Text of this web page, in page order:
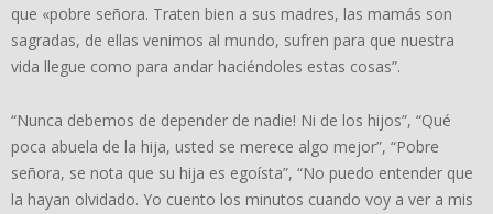
que «pobre señora. Traten bien a sus madres, las mamás son
sagradas, de ellas venimos al mundo, sufren para que nuestra
vida llegue como para andar haciéndoles estas cosas”.
“Nunca debemos de depender de nadie! Ni de los hijos”, “Qué
poca abuela de la hija, usted se merece algo mejor”, “Pobre
señora, se nota que su hija es egoísta”, “No puedo entender que
la hayan olvidado. Yo cuento los minutos cuando voy a ver a mis